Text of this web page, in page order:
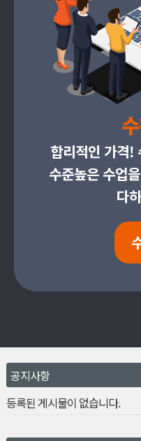
합리적인 가격!
수준높은 수업
다
공지사항
등록된 게시물이 없습니다.